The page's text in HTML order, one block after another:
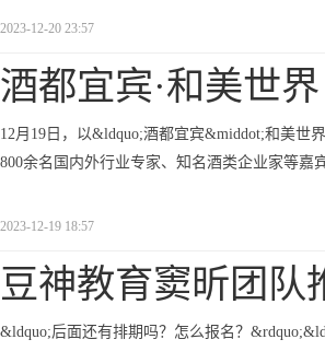
2023-12-20 23:57
酒都宜宾·和美世
12月19日，以&ldquo;酒都宜宾&middot;和美世
800余名国内外行业专家、知名酒类企业家等嘉
2023-12-19 18:57
豆神教育窦昕团队
&ldquo;后面还有排期吗？怎么报名？